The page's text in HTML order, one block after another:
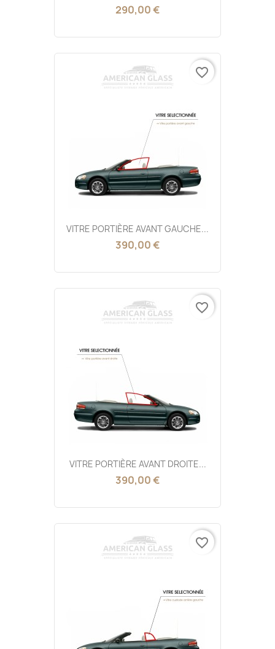
290,00 €
VITRE PORTIÈRE AVANT GAUCHE...
390,00 €
favorite_border
VITRE PORTIÈRE AVANT DROITE...
390,00 €
favorite_border
favorite_border